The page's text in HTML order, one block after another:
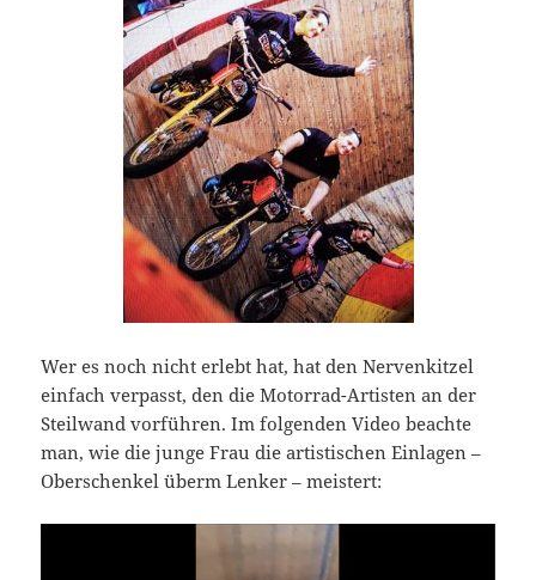
Wer es noch nicht erlebt hat, hat den Nervenkitzel
einfach verpasst, den die Motorrad-Artisten an der
Steilwand vorführen. Im folgenden Video beachte
man, wie die junge Frau die artistischen Einlagen –
Oberschenkel überm Lenker – meistert: